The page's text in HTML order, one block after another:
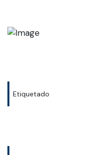
Etiquetado